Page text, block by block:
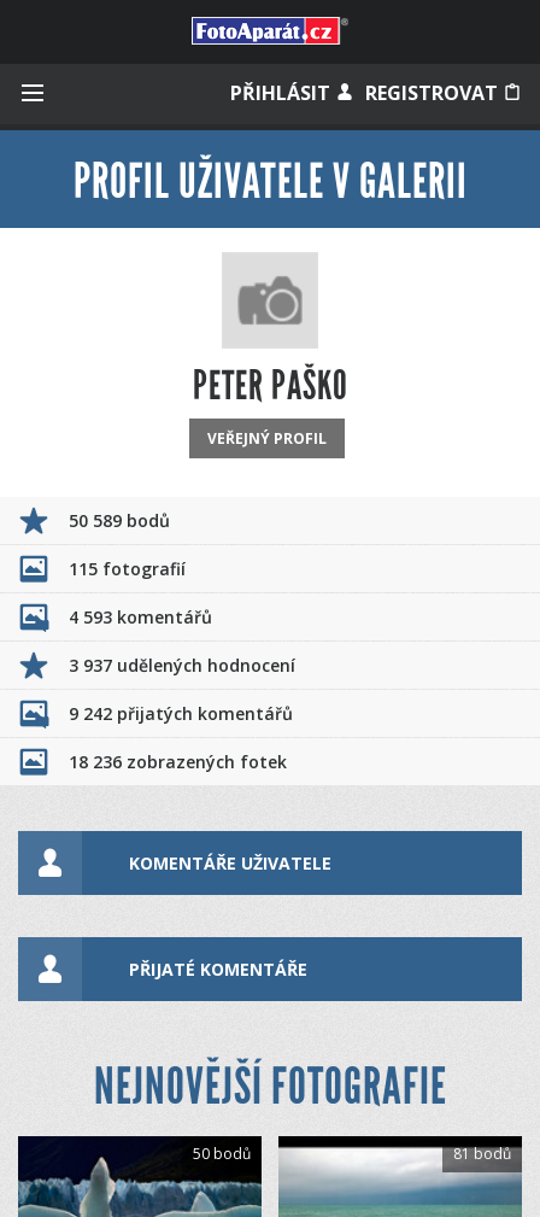
PŘIHLÁSIT REGISTROVAT
Zapomněli jste heslo?
Měli jste účet na starém webu?
PROFIL UŽIVATELE V GALERII
PETER PAŠKO
VEŘEJNÝ PROFIL
50 589 bodů
115 fotografií
4 593 komentářů
3 937 udělených hodnocení
9 242 přijatých komentářů
18 236 zobrazených fotek
KOMENTÁŘE UŽIVATELE
PŘIJATÉ KOMENTÁŘE
NEJNOVĚJŠÍ FOTOGRAFIE
50 bodů 81 bodů